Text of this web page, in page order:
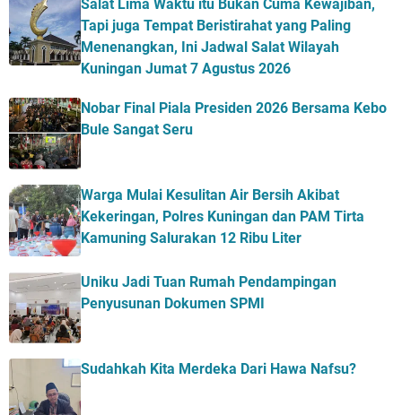
Salat Lima Waktu itu Bukan Cuma Kewajiban,
Tapi juga Tempat Beristirahat yang Paling
Menenangkan, Ini Jadwal Salat Wilayah
Kuningan Jumat 7 Agustus 2026
Nobar Final Piala Presiden 2026 Bersama Kebo
Bule Sangat Seru
Warga Mulai Kesulitan Air Bersih Akibat
Kekeringan, Polres Kuningan dan PAM Tirta
Kamuning Salurakan 12 Ribu Liter
Uniku Jadi Tuan Rumah Pendampingan
Penyusunan Dokumen SPMI
Sudahkah Kita Merdeka Dari Hawa Nafsu?